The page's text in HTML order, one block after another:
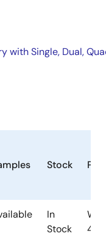
with Single, Dual,
Stock
In
Stock
4